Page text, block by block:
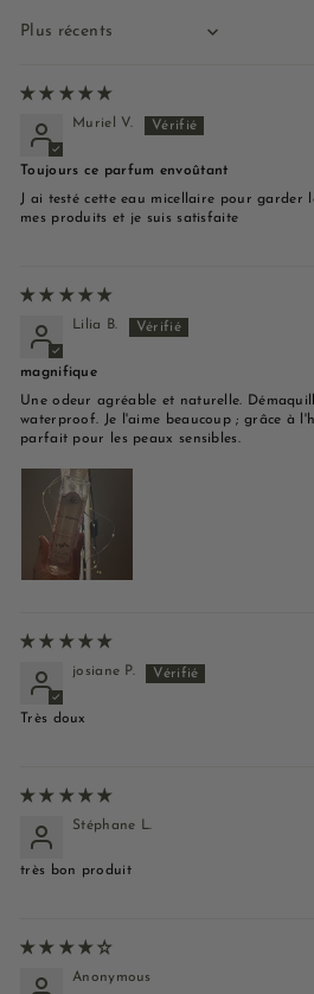
Sort by
Muriel V.
Toujours ce parfum envoûtant
J ai testé cette eau micellaire pour garder
mes produits et je suis satisfaite
Lilia B.
magnifique
Une odeur agréable et naturelle.
waterproof. Je l'aime beaucoup ; grâce à
parfait pour les peaux sensibles.
josiane P.
Très doux
Stéphane L.
très bon produit
Anonymous